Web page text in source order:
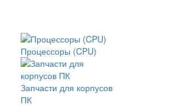
Процессоры (CPU)
Запчасти для корпусов
ПК